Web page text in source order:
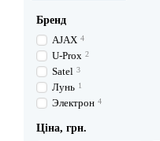
Бренд
AJAX 4
U-Prox 2
Satel 3
Лунь 1
Электрон 4
Ціна, грн.